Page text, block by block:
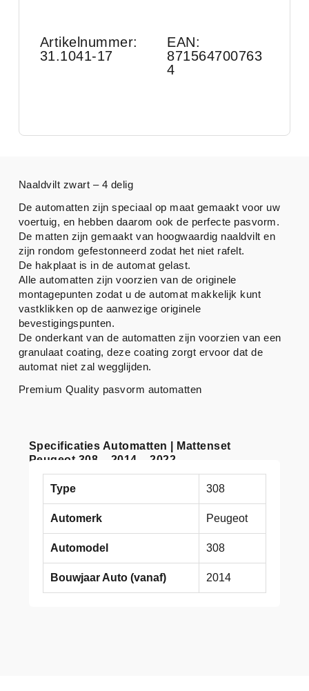
Artikelnummer:
31.1041-17
EAN:
871564700763
4
Specificaties Automatten | Mattenset
Peugeot 308 – 2014 – 2022
Type 308
Automerk Peugeot
Automodel 308
Bouwjaar Auto (vanaf) 2014
Naaldvilt zwart – 4 delig
De automatten zijn speciaal op maat gemaakt voor uw
voertuig, en hebben daarom ook de perfecte pasvorm.
De matten zijn gemaakt van hoogwaardig naaldvilt en
zijn rondom gefestonneerd zodat het niet rafelt.
De hakplaat is in de automat gelast.
Alle automatten zijn voorzien van de originele
montagepunten zodat u de automat makkelijk kunt
vastklikken op de aanwezige originele
bevestigingspunten.
De onderkant van de automatten zijn voorzien van een
granulaat coating, deze coating zorgt ervoor dat de
automat niet zal wegglijden.
Premium Quality pasvorm automatten